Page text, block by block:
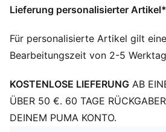
DETAILS
Gestrickte, niedrig geschnittene
für eine komfortable Passform
Technologie verhindert ein
Regular Fit
MG: Mixed Ground-Laufsohle
Lieferung personalisierter Artikel*
Für personalisierte Artikel gilt
Bearbeitungszeit von 2-5
KOSTENLOSE LIEFERUNG AB
ÜBER 50 €. 60 TAGE
DEINEM PUMA KONTO.